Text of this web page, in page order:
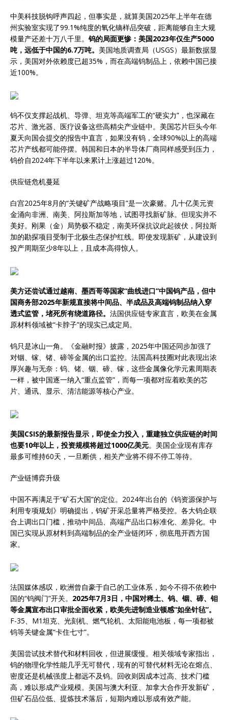
中美科技脱钩呼声四起，但事实是，就算美国2025年上半年在德
州实验室实现了99.1%纯度的氧化镝样品突破，距离能够自主大规
模量产还差十万八千里。 钨的局面更惨：美国2023年仅生产5000
吨，远低于中国的6.7万吨。 美国地质调查局（USGS）最新数据显
示，美国对外依赖度已超35%，而在高端钨制品上，依赖中国已接
近100%。
钨不仅支撑起战机、导弹、坦克等高端军工的“硬实力”，也深藏在
芯片、激光器、医疗设备这些高精尖产业链中。美国芯片巨头今年
夏天向国会提交的报告中直言，如果没有钨，全球90%以上的高端
芯片产线都可能停摆。韩国和日本的半导体厂商同样感受到压力，
钨价自2024年下半年以来累计上涨超过120%。
供应链危机蔓延
白宫2025年8月的“关键矿产战略项目”是一次豪赌。几十亿美元资
金涌向非洲、南美、阿拉斯加等地，试图寻找新矿脉。但现实并不
美好。刚果（金）局势极不稳定，南美环保抗议此起彼伏，阿拉斯
加的勘探项目受制于北极生态保护红线。即使发现新矿，从建设到
投产周期至少8年以上，且成本高得惊人。
美方还尝试通过越南、墨西哥等国家“曲线进口”中国钨产品，但中
国商务部2025年新规直接将中间品、半成品及高端钨制品纳入穿
透式监管，堵死所有绕道路径。 法国供应链专家直言，欧美在金属
原材料领域被“卡脖子”的现实已成定局。
钨只是冰山一角。《金融时报》披露，2025年中国还同步加强了
对铟、镓、锗、碲等金属的出口监控。法国高科技圈对此表现出浓
厚兴趣与无奈：钨、锗、铟、碲、镓，这些金属像化学元素周期表
一样，被中国逐一纳入“重点监管”，而每一项都对应着欧美的芯
片、通讯、显示、清洁能源等核心产业。
美国CSIS的最新报告显示，即使全力投入，重建独立供应链的时间
也要10年以上，投资规模将超过1000亿美元。美国企业现有库存
最多可维持60天，一旦断供，相关产业将不得不停工等待。
产业链博弈升级
中国不再满足于“矿石大国”的定位。2024年出台的《钨资源保护与
利用专项规划》明确提出，钨矿开采总量将严格受控。各大钨企联
合上调出口门槛，推动中间品、高端产品出口标准化、差异化。中
国已实现从原材料到高端制品的全产业链闭环，彻底甩开西方国
家。
法国媒体感叹，欧洲曾自豪于自己的工业体系，如今不得不依赖中
国的“钨阀门”开关。 2025年7月3日，中国对稀土、钨、铟、碲、钼
等金属宣布出口审批全面收紧，欧美先进制造业顿感“如坐针毡”。
F-35、M1坦克、光刻机、燃气轮机、太阳能电池板，每一项都被
钨等关键金属“卡住七寸”。
美国尝试技术替代和材料回收，但进展缓慢。相关领域专家指出，
钨的物理化学性能几乎无可替代，现有的可替代材料无论在熔点、
密度还是机械强度上都远不及钨。回收则因成本过高、技术门槛
高，难以形成产业规模。美国与澳大利亚、加拿大合作开发新矿，
但矿石品位低、提炼技术落后，短期内难以形成有效产能。